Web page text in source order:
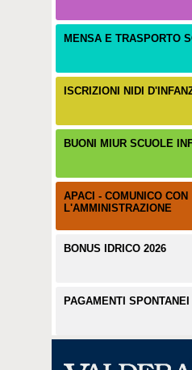
MENSA E TRASPORTO
ISCRIZIONI NIDI
BUONI MIUR SCUOLE
APACI - COMUNICO CON
L'AMMINISTRAZIONE
BONUS IDRICO 2026
PAGAMENTI SPONTANEI